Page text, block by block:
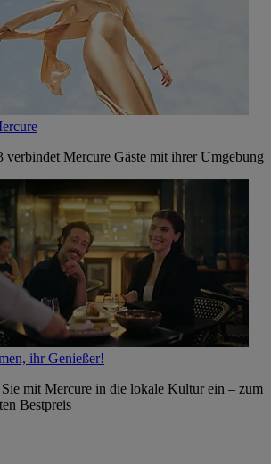
verbindet Mercure Gäste mit ihrer Umgebung
ihr Genießer!
Sie mit Mercure in die lokale Kultur ein – zum
Bestpreis